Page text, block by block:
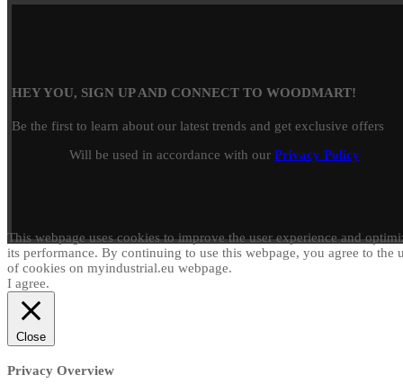
HEY YOU, SIGN UP AND CONNECT TO WOODMART!
Be the first to learn about our latest trends and get exclusive offers
Will be used in accordance with our Privacy Policy
This webpage uses cookies to improve the user experience and
its performance. By continuing to use this webpage, you agree to the
of cookies on myindustrial.eu webpage.
I agree.
Close
Privacy Overview